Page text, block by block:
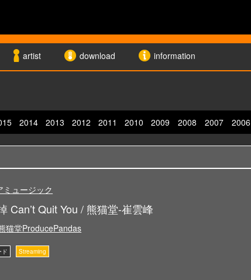
artist download information
2014 2013 2012 2011 2010 2009 2008 2007 2006
ミュージック
Can’t Quit You / 熊猫堂-崔雲峰
猫堂ProducePandas